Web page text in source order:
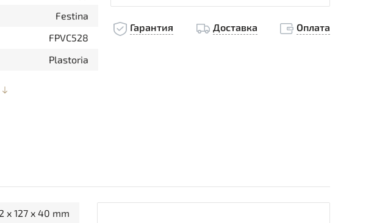
Festina
FPVC528
Plastoria
Гарантия Доставка Оплата
x 127 x 40 mm